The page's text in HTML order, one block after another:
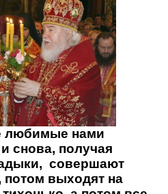
любимые нами
снова, получая
совершают
потом выходят на